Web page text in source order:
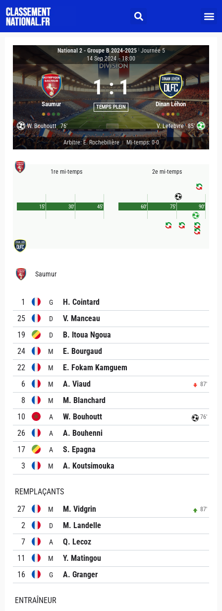
National 2 - Groupe B 2024-2025
Journée 5
14 Sep 2024 - 18:00
Saumur
1 : 1
TEMPS PLEIN Dinan Léhon
W. Bouhoutt 76' V. Lefebvre 85'
Arbitre: E. Rochebilière Mi-temps: 0-0
1re mi-temps
45'
15' 30'
2e mi-temps
90'
60' 75'
Saumur
1 G
H. Cointard
25
D
V. Manceau
19
D
B. Itoua Ngoua
24
M
E. Bourgaud
22
M
E. Fokam Kamguem
6
M A. Viaud 87'
8 M
M. Blanchard
10
A W. Bouhoutt 76'
26 A
A. Bouhenni
17
A
S. Epagna
3
M A. Koutsimouka
REMPLAÇANTS
27
M M. Vidgrin 87'
2 D
M. Landelle
7
A
Q. Lecoz
11
M
Y. Matingou
16
G A. Granger
ENTRAÎNEUR